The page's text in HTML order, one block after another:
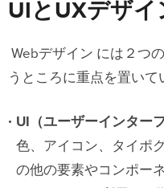
UIとUXデザイ
Webデザイン には２つ
うところに重点を置いて
UI（ユーザーインター
色、アイコン、タイポ
の他の要素やコンポー